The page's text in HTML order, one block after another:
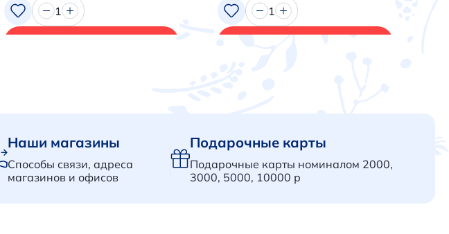
1 1
Наши магазины
Способы связи, адреса
магазинов и офисов
Подарочные карты
Подарочные карты номиналом 2000,
3000, 5000, 10000 р